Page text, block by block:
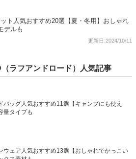
ト人気おすすめ20選【夏・冬用】おしゃれ
デルも
更新日:2024/10/11
ラフアンドロード）人気記事
バッグ人気おすすめ11選【キャンプにも使え
量タイプも
ウェア人気おすすめ13選【おしゃれでかっこい